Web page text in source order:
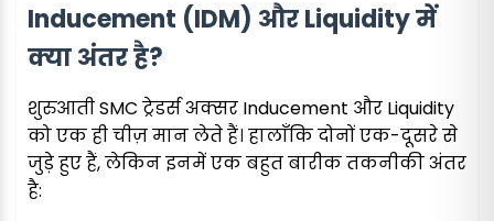
Inducement (IDM) और Liquidity में
क्या अंतर है?
शुरुआती SMC ट्रेडर्स अक्सर Inducement और Liquidity
को एक ही चीज़ मान लेते हैं। हालाँकि दोनों एक-दूसरे से
जुड़े हुए हैं, लेकिन इनमें एक बहुत बारीक तकनीकी अंतर
है: